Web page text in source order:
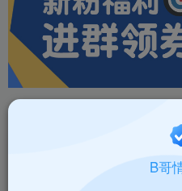
国产谜姬(Mizzzee)天选
激手动飞机杯测评报告
B哥